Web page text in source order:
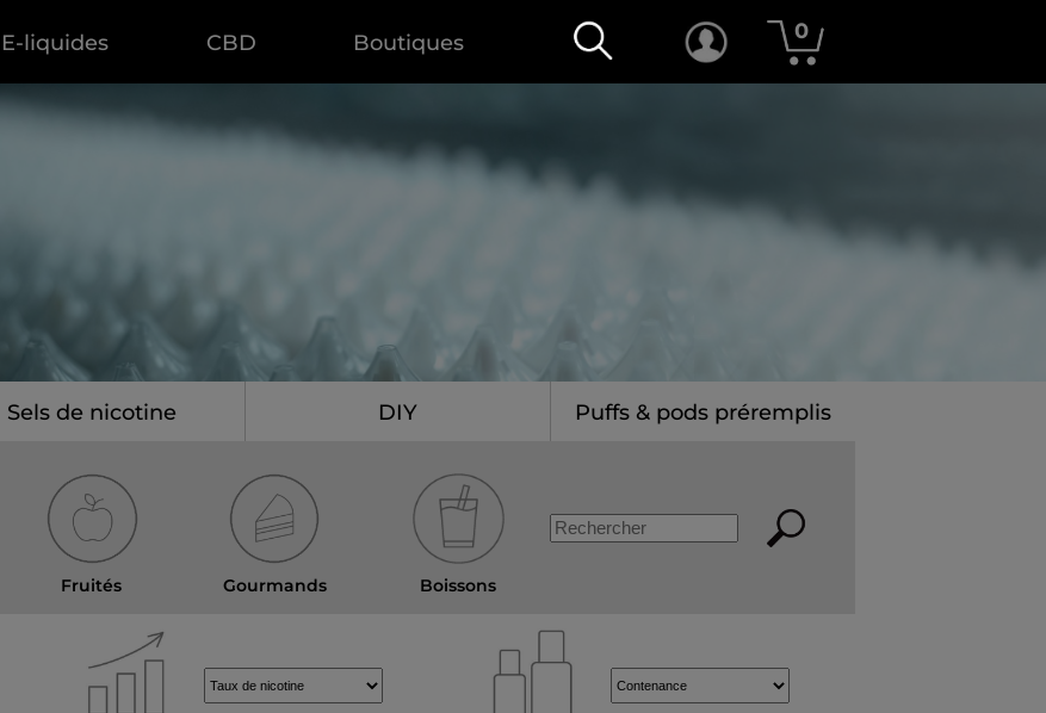
E-liquides CBD Boutiques 0
Sels de nicotine DIY Puffs & pods préremplis
Fruités Gourmands Boissons